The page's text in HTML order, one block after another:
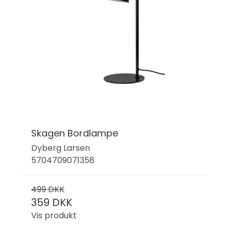
Skagen Bordlampe
Dyberg Larsen
5704709071358
499 DKK
359 DKK
Vis produkt